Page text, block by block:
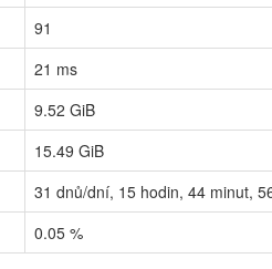
91
21 ms
9.52 GiB
15.49 GiB
31 dnů/dní, 15 hodin, 44 minut,
0.05 %